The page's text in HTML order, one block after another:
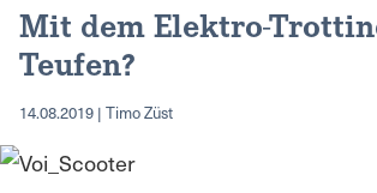
Mit dem Elektro-
Teufen?
14.08.2019 | Timo Züst